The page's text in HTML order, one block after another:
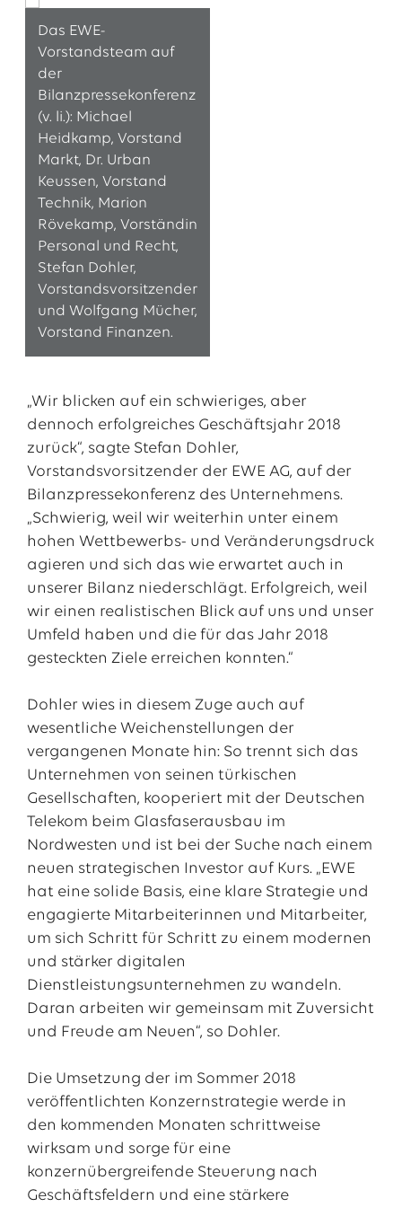
Das EWE-
Vorstandsteam auf
der
Bilanzpressekonferenz
(v. li.): Michael
Heidkamp, Vorstand
Markt, Dr. Urban
Keussen, Vorstand
Technik, Marion
Rövekamp, Vorständin
Personal und Recht,
Stefan Dohler,
Vorstandsvorsitzender
und Wolfgang Mücher,
Vorstand Finanzen.
„Wir blicken auf ein schwieriges, aber
dennoch erfolgreiches Geschäftsjahr 2018
zurück“, sagte Stefan Dohler,
Vorstandsvorsitzender der EWE AG, auf der
Bilanzpressekonferenz des Unternehmens.
„Schwierig, weil wir weiterhin unter einem
hohen Wettbewerbs- und Veränderungsdruck
agieren und sich das wie erwartet auch in
unserer Bilanz niederschlägt. Erfolgreich, weil
wir einen realistischen Blick auf uns und unser
Umfeld haben und die für das Jahr 2018
gesteckten Ziele erreichen konnten.“
Dohler wies in diesem Zuge auch auf
wesentliche Weichenstellungen der
vergangenen Monate hin: So trennt sich das
Unternehmen von seinen türkischen
Gesellschaften, kooperiert mit der Deutschen
Telekom beim Glasfaserausbau im
Nordwesten und ist bei der Suche nach einem
neuen strategischen Investor auf Kurs. „EWE
hat eine solide Basis, eine klare Strategie und
engagierte Mitarbeiterinnen und Mitarbeiter,
um sich Schritt für Schritt zu einem modernen
und stärker digitalen
Dienstleistungsunternehmen zu wandeln.
Daran arbeiten wir gemeinsam mit Zuversicht
und Freude am Neuen“, so Dohler.
Die Umsetzung der im Sommer 2018
veröffentlichten Konzernstrategie werde in
den kommenden Monaten schrittweise
wirksam und sorge für eine
konzernübergreifende Steuerung nach
Geschäftsfeldern und eine stärkere
Das EWE-Jobportal
Unsere neuesten Stellenangebote